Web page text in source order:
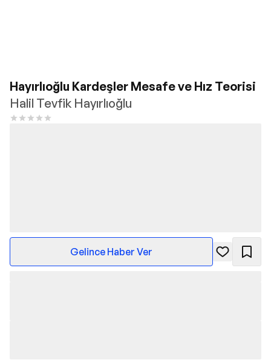
Hayırlıoğlu Kardeşler Mesafe ve Hız Teorisi
Halil Tevfik Hayırlıoğlu
Gelince Haber Ver